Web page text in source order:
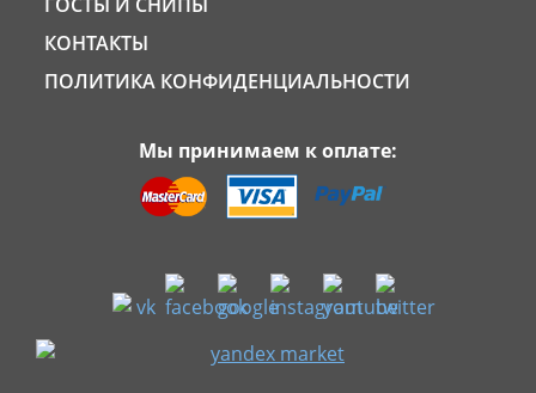
КОНТАКТЫ
ПОЛИТИКА КОНФИДЕНЦИАЛЬНОСТИ
Мы принимаем к оплате: